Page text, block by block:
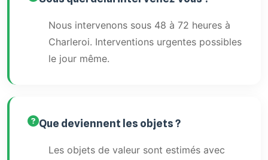
Nous intervenons sous 48 à 72 heures à
Charleroi. Interventions urgentes possibles
le jour même.
Que deviennent les objets ?
Les objets de valeur sont estimés avec